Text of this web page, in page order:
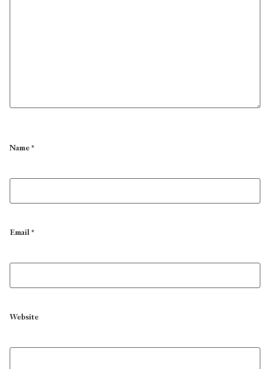
Name*
Email*
Website